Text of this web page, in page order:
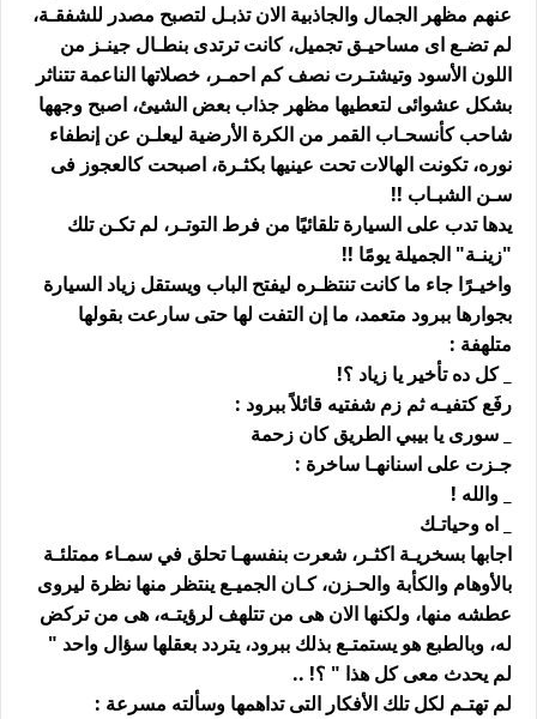
عنهم مظهر الجمال والجاذبية الان تذبـل لتصبح مصدر للشفقـة،
لم تضـع اى مساحيـق تجميل، كانت ترتدى بنطـال جينـز من
اللون الأسود وتيشتـرت نصف كم احمـر، خصلاتها الناعمة تتناثر
بشكل عشوائى لتعطيها مظهر جذاب بعض الشيئ، اصبح وجهها
شاحب كأنسحـاب القمر من الكرة الأرضية ليعلـن عن إنطفاء
نوره، تكونت الهالات تحت عينيها بكثـرة، اصبحت كالعجوز فى
سـن الشبـاب !!
يدها تدب على السيارة تلقائيًا من فرط التوتـر، لم تكـن تلك
"زينـة" الجميلة يومًا !!
واخيـرًا جاء ما كانت تنتظـره ليفتح الباب ويستقل زياد السيارة
بجوارها ببرود متعمد، ما إن التفت لها حتى سارعت بقولها
متلهفة :
_ كل ده تأخير يا زياد ؟!
رفَع كتفيـه ثم زم شفتيه قائلاً ببرود :
_ سورى يا بيبي الطريق كان زحمة
جـزت على اسنانهـا ساخرة :
_ والله !
_ اه وحياتـك
اجابها بسخريـة اكثـر، شعرت بنفسهـا تحلق في سمـاء ممتلئـة
بالأوهام والكأبة والحـزن، كـان الجميـع ينتظر منها نظرة ليروى
عطشه منها، ولكنها الان هى من تتلهف لرؤيتـه، هى من تركض
له، وبالطبع هو يستمتـع بذلك ببرود، يتردد بعقلها سؤال واحد "
لم يحدث معى كل هذا " ؟! ..
لم تهتـم لكل تلك الأفكار التى تداهمها وسألته مسرعة :